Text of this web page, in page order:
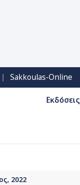
| Sakkoulas-Online
Εκδόσεις
2022